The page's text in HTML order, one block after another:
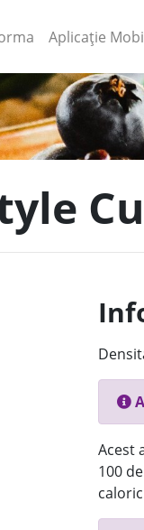
(current)
Aplicație
Acest
100